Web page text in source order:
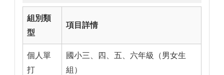
組別類
型
項目詳情
個人單
打
國小三、四、五、六年級（男女生
組）